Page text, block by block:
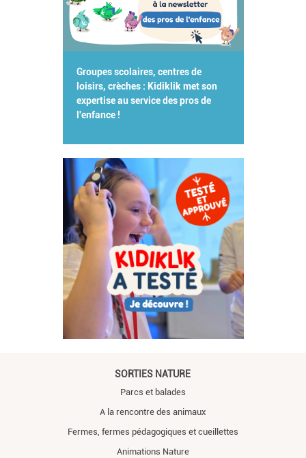
Groupes scolaires, centres de
loisirs, crèches : Kidiklik met son
expertise au service des pros de
l'enfance !
SORTIES NATURE
Parcs et balades
A la rencontre des animaux
Fermes, fermes pédagogiques et cueillettes
Animations Nature